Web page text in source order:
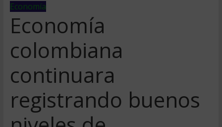
Economía
Economí­a
colombiana
continuara
registrando buenos